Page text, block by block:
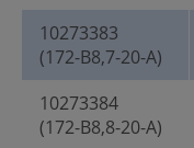
10273383
(172-B8,7-20-A)
10273384
(172-B8,8-20-A)